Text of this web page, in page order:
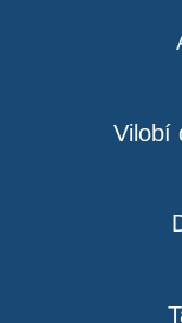
Vilobí